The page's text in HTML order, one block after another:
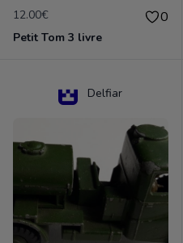
12.00€ 0
Petit Tom 3 livre
Delfiar